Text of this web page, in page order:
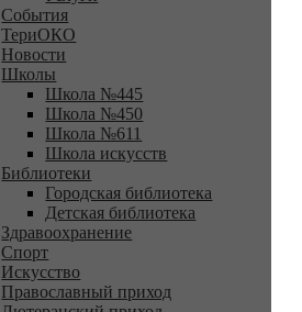
События
ТериОКО
Новости
Школы
Школа №445
Школа №450
Школа №611
Школа искусств
Библиотеки
Городская библиотека
Детская библиотека
Здравоохранение
Спорт
Искусство
Православный приход